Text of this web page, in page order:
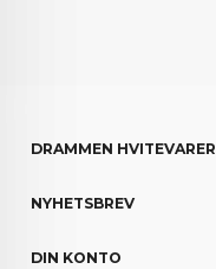
DRAMMEN HVITEVARER
NYHETSBREV
DIN KONTO